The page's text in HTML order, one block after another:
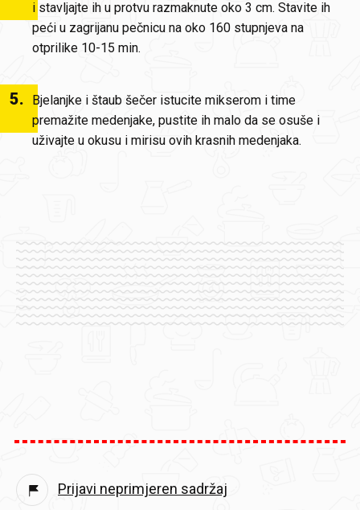
i stavljajte ih u protvu razmaknute oko 3 cm. Stavite ih
peći u zagrijanu pečnicu na oko 160 stupnjeva na
otprilike 10-15 min.
5.
Bjelanjke i štaub šečer istucite mikserom i time
premažite medenjake, pustite ih malo da se osuše i
uživajte u okusu i mirisu ovih krasnih medenjaka.
Prijavi neprimjeren sadržaj